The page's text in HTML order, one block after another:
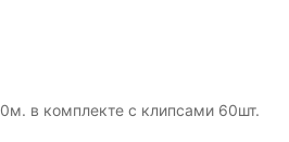
в комплекте с клипсами 60шт.